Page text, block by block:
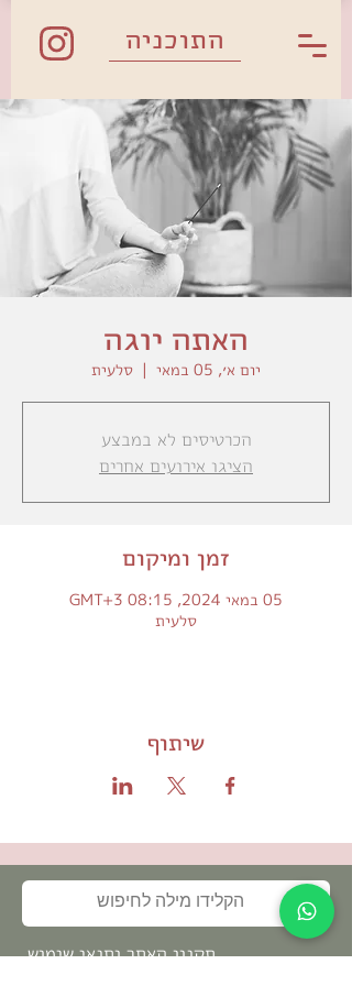
התוכניה
האתה יוגה
יום א׳, 05 במאי
  |
סלעית
הכרטיסים לא במבצע
הציגו אירועים אחרים
זמן ומיקום
05 במאי 2024, 08:15 GMT‎+3‎
סלעית
שיתוף
תקנון האתר ותנאי שימוש